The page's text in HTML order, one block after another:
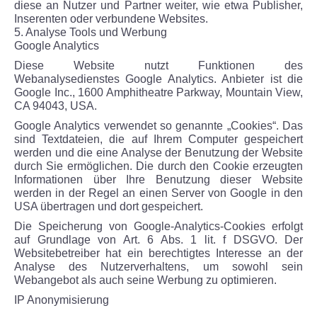
diese an Nutzer und Partner weiter, wie etwa Publisher,
Inserenten oder verbundene Websites.
5. Analyse Tools und Werbung
Google Analytics
Diese Website nutzt Funktionen des
Webanalysedienstes Google Analytics. Anbieter ist die
Google Inc., 1600 Amphitheatre Parkway, Mountain View,
CA 94043, USA.
Google Analytics verwendet so genannte „Cookies“. Das
sind Textdateien, die auf Ihrem Computer gespeichert
werden und die eine Analyse der Benutzung der Website
durch Sie ermöglichen. Die durch den Cookie erzeugten
Informationen über Ihre Benutzung dieser Website
werden in der Regel an einen Server von Google in den
USA übertragen und dort gespeichert.
Die Speicherung von Google-Analytics-Cookies erfolgt
auf Grundlage von Art. 6 Abs. 1 lit. f DSGVO. Der
Websitebetreiber hat ein berechtigtes Interesse an der
Analyse des Nutzerverhaltens, um sowohl sein
Webangebot als auch seine Werbung zu optimieren.
IP Anonymisierung